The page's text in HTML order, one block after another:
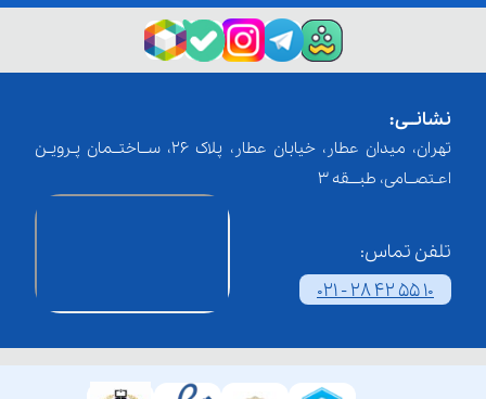
نشانــی:
تهران، میدان عطار، خیابان عطار، پلاک 26، ســاختــمان پـرویـن
اعـتصــامی، طبـــقه 3
تلفن تماس:
021 - 28 42 55 10